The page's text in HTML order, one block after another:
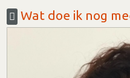
Wat doe ik nog